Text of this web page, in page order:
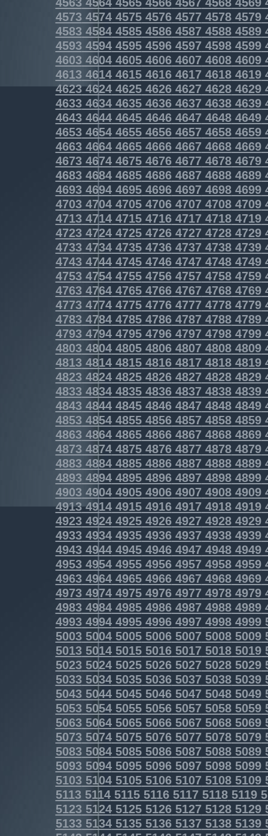
4573457445754576457745784579
4583458445854586458745884589
4593459445954596459745984599
4603460446054606460746084609
4613461446154616461746184619
4623462446254626462746284629
4633463446354636463746384639
4643464446454646464746484649
4653465446554656465746584659
4663466446654666466746684669
4673467446754676467746784679
4683468446854686468746884689
4693469446954696469746984699
4703470447054706470747084709
4713471447154716471747184719
4723472447254726472747284729
4733473447354736473747384739
4743474447454746474747484749
4753475447554756475747584759
4763476447654766476747684769
4773477447754776477747784779
4783478447854786478747884789
4793479447954796479747984799
4803480448054806480748084809
4813481448154816481748184819
4823482448254826482748284829
4833483448354836483748384839
4843484448454846484748484849
4853485448554856485748584859
4863486448654866486748684869
4873487448754876487748784879
4883488448854886488748884889
4893489448954896489748984899
4903490449054906490749084909
4913491449154916491749184919
4923492449254926492749284929
4933493449354936493749384939
4943494449454946494749484949
4953495449554956495749584959
4963496449654966496749684969
4973497449754976497749784979
4983498449854986498749884989
4993499449954996499749984999
5003500450055006500750085009
5013501450155016501750185019
5023502450255026502750285029
5033503450355036503750385039
5043504450455046504750485049
5053505450555056505750585059
5063506450655066506750685069
5073507450755076507750785079
5083508450855086508750885089
5093509450955096509750985099
5103510451055106510751085109
5113511451155116511751185119
5123512451255126512751285129
5133513451355136513751385139